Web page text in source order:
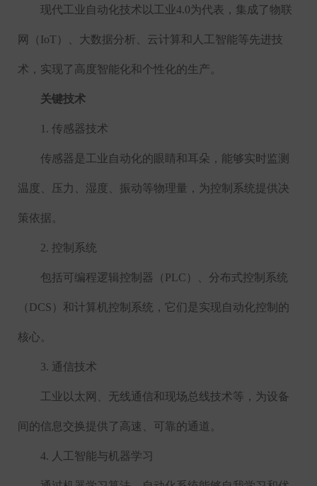
现代工业自动化技术以工业4.0为代表，集成了物联
网（ IoT ）、大数据分析、云计算和人工智能等先进技
术，实现了高度智能化和个性化的生产。
关键技术
1. 传感器技术
传感器是工业自动化的眼睛和耳朵，能够实时监测
温度、压力、湿度、振动等物理量，为控制系统提供决
策依据。
2. 控制系统
包括可编程逻辑控制器（ PLC ）、分布式控制系统
（ DCS ）和计算机控制系统，它们是实现自动化控制的
核心。
3. 通信技术
工业以太网、无线通信和现场总线技术等，为设备
间的信息交换提供了高速、可靠的通道。
4. 人工智能与机器学习